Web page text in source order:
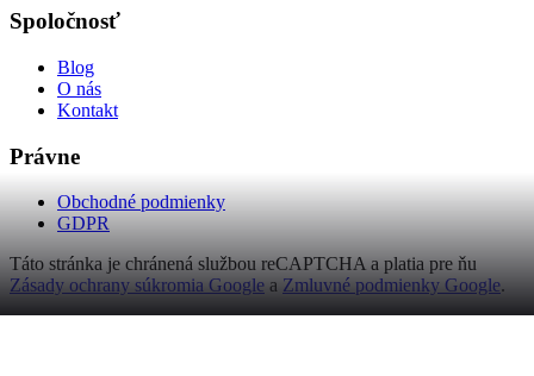
Spoločnosť
Blog
O nás
Kontakt
Právne
Obchodné podmienky
GDPR
Táto stránka je chránená službou reCAPTCHA a platia pre ňu
Zásady ochrany súkromia Google a Zmluvné podmienky Google.